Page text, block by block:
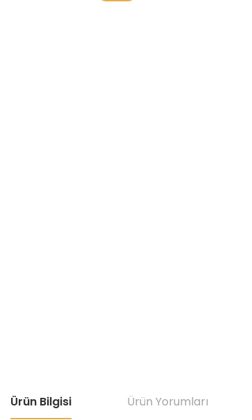
Ürün Bilgisi Ürün Yorumları